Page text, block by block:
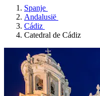
Spanje
Andalusië
Cádiz
Catedral de Cádiz